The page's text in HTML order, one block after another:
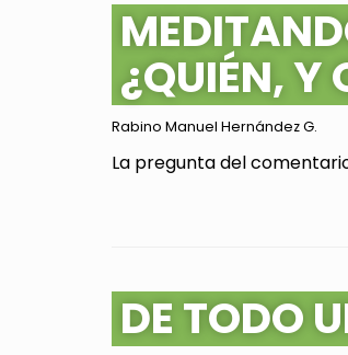
¿QUIÉN, Y
Rabino Manuel Hernández G.
La pregunta del
DE TODO